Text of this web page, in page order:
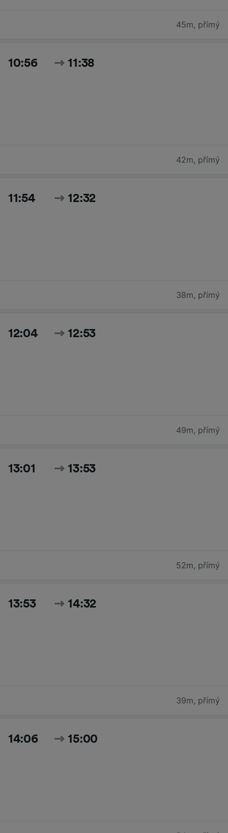
45m, přímý
10:56 11:38
42m, přímý
11:54 12:32
38m, přímý
12:04 12:53
49m, přímý
13:01 13:53
52m, přímý
13:53 14:32
39m, přímý
14:06 15:00